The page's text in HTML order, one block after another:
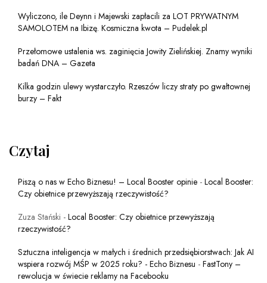
Wyliczono, ile Deynn i Majewski zapłacili za LOT PRYWATNYM
SAMOLOTEM na Ibizę. Kosmiczna kwota – Pudelek.pl
Przełomowe ustalenia ws. zaginięcia Jowity Zielińskiej. Znamy wyniki
badań DNA – Gazeta
Kilka godzin ulewy wystarczyło. Rzeszów liczy straty po gwałtownej
burzy – Fakt
Czytaj
Piszą o nas w Echo Biznesu! – Local Booster opinie - Local Booster:
Czy obietnice przewyższają rzeczywistość?
Zuza Stański - Local Booster: Czy obietnice przewyższają
rzeczywistość?
Sztuczna inteligencja w małych i średnich przedsiębiorstwach: Jak AI
wspiera rozwój MŚP w 2025 roku? - Echo Biznesu - FastTony –
rewolucja w świecie reklamy na Facebooku